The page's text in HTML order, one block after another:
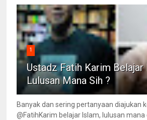
1
Ustadz Fatih Karim Belajar
Lulusan Mana Sih ?
Banyak dan sering pertanyaan diajukan
@FatihKarim belajar Islam, lulusan mana